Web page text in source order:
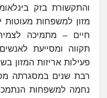
והתקשורת בזק
מזון למשפחות
חיים – מתמיכה
תקווה ומסייעת
פעילות אריזות המזון
רבת שנים במסגרתה
נחמה למשפחות